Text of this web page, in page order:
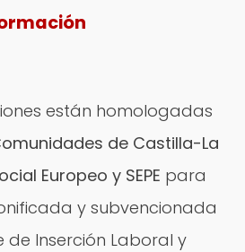
están homologadas
de Castilla-La
Europeo y SEPE para
y subvencionada
de Inserción Laboral y